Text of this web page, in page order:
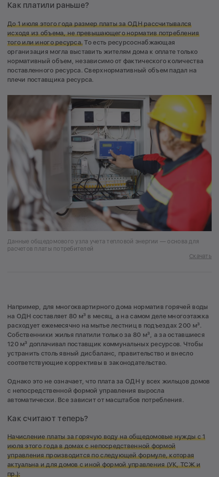
Как платили раньше?
До 1 июля этого года размер платы за ОДН рассчитывался
исходя из объема, не превышающего норматив потребления
того или иного ресурса. То есть ресурсоснабжающая
организация могла выставить жителям дома к оплате только
нормативный объем, независимо от фактического количества
поставленного ресурса. Сверхнормативный объем падал на
плечи поставщика ресурса.
Данные общедомового узла учета тепловой энергии — основа для
расчетов платы потребителей
Скачать
Например, для многоквартирного дома норматив горячей воды
на ОДН составляет 80 м³ в месяц, а на самом деле многоэтажка
расходует ежемесячно на мытье лестниц в подъездах 200 м³.
Собственники жилья платили только за 80 м³, а за оставшиеся
120 м³ доплачивал поставщик коммунальных ресурсов. Чтобы
устранить столь явный дисбаланс, правительство и внесло
соответствующие коррективы в законодательство.
Однако это не означает, что плата за ОДН у всех жильцов домов
с непосредственной формой управления выросла
автоматически. Все зависит от масштабов потребления.
Как считают теперь?
Начисление платы за горячую воду на общедомовые нужды с 1
июля этого года в домах с непосредственной формой
управления производится по следующей формуле, которая
актуальна и для домов с иной формой управления (УК, ТСЖ и
пр.):